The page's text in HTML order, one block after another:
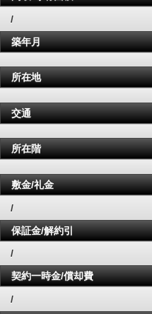
/
築年月
所在地
交通
所在階
敷金/礼金
/
保証金/解約引
/
契約一時金/償却費
/